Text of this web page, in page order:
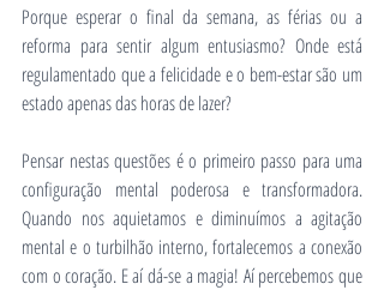
Porque esperar o final da semana, as férias ou a
reforma para sentir algum entusiasmo? Onde está
regulamentado que a felicidade e o bem-estar são um
estado apenas das horas de lazer?
Pensar nestas questões é o primeiro passo para uma
configuração mental poderosa e transformadora.
Quando nos aquietamos e diminuímos a agitação
mental e o turbilhão interno, fortalecemos a conexão
com o coração. E aí dá-se a magia! Aí percebemos que